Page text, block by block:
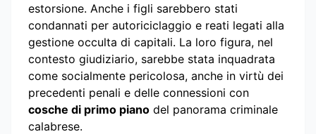
estorsione. Anche i figli sarebbero stati
condannati per autoriciclaggio e reati legati alla
gestione occulta di capitali. La loro figura, nel
contesto giudiziario, sarebbe stata inquadrata
come socialmente pericolosa, anche in virtù dei
precedenti penali e delle connessioni con
cosche di primo piano del panorama criminale
calabrese.